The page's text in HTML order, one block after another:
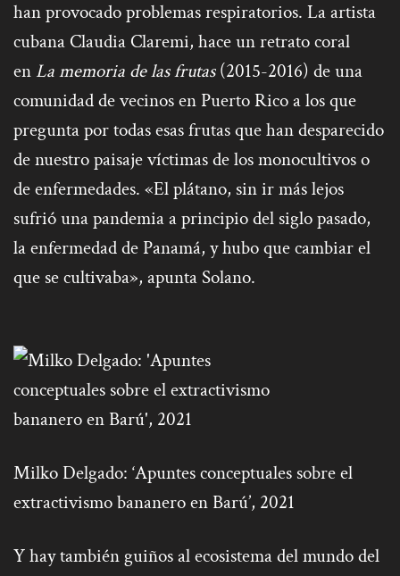
han provocado problemas respiratorios. La artista
cubana Claudia Claremi, hace un retrato coral
en La memoria de las frutas(2015-2016) de una
comunidad de vecinos en Puerto Rico a los que
pregunta por todas esas frutas que han desparecido
de nuestro paisaje víctimas de los monocultivos o
de enfermedades. «El plátano, sin ir más lejos
sufrió una pandemia a principio del siglo pasado,
la enfermedad de Panamá, y hubo que cambiar el
que se cultivaba», apunta Solano.
Milko Delgado: ‘Apuntes conceptuales sobre el
extractivismo bananero en Barú’, 2021
Y hay también guiños al ecosistema del mundo del